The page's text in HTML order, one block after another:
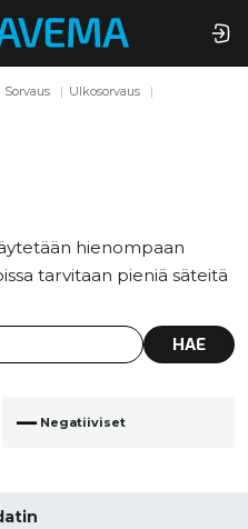
Sorvaus
Ulkosorvaus
hienompaan
tarvitaan pieniä säteitä
HAE
Negatiiviset